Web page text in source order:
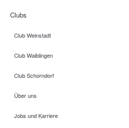
Clubs
Club Weinstadt
Club Waiblingen
Club Schorndorf
Über uns
Jobs und Karriere